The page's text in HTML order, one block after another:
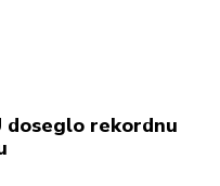
doseglo rekordnu